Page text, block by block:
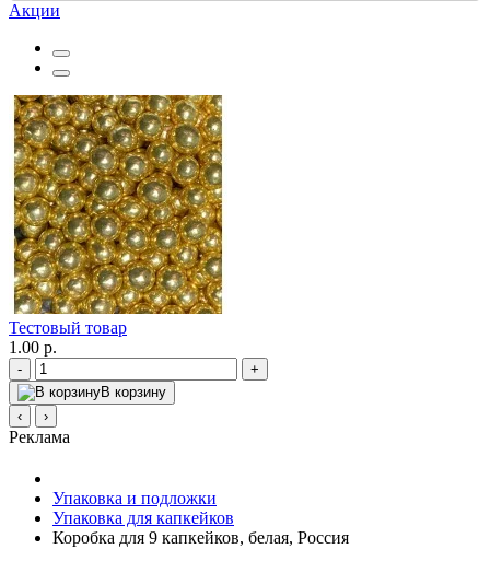
Акции
Тестовый товар
1.00 р.
-
+
В корзину
‹
›
Реклама
Упаковка и подложки
Упаковка для капкейков
Коробка для 9 капкейков, белая, Россия